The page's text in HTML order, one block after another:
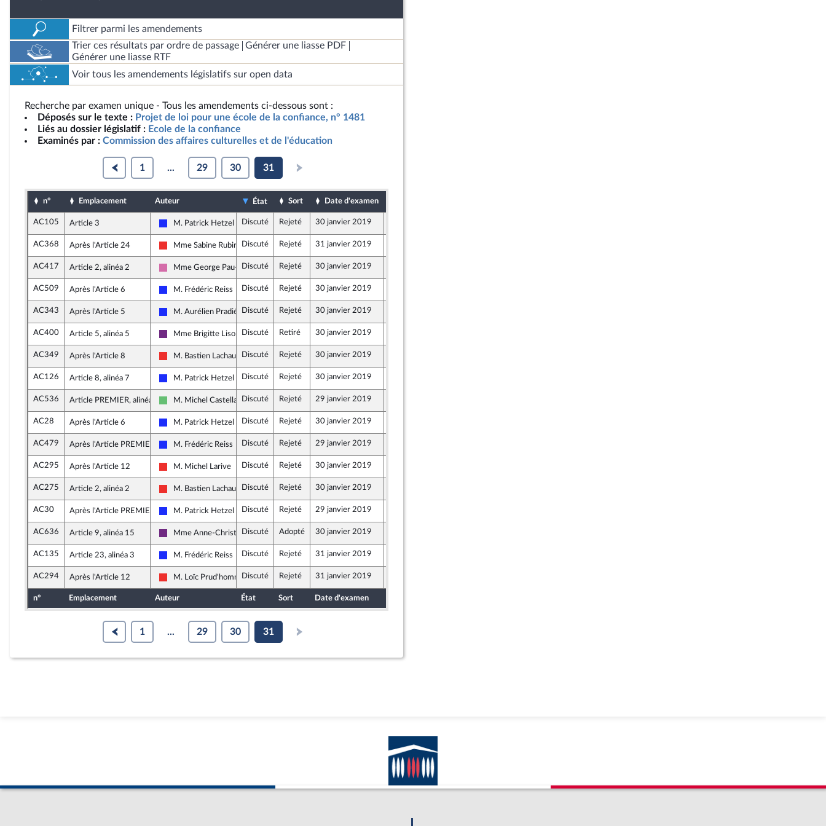
Filtrer parmi les amendements
Trier ces résultats par ordre de passage
Générer une liasse PDF
Générer une liasse RTF
Voir tous les amendements législatifs sur open data
Recherche par examen unique - Tous les amendements ci-dessous sont :
Déposés sur le texte : Projet de loi pour une école de la confiance, n° 1481
Liés au dossier législatif : Ecole de la confiance
Examinés par : Commission des affaires culturelles et de l'éducation
1 ... 29 30 31
n° Emplacement Auteur État Sort Date d'examen
AC105 Article 3
Les Républicains
M. Patrick Hetzel Discuté Rejeté 30 janvier 2019
AC368 Après l'Article 24
La France insoumise
Mme Sabine Rubin Discuté Rejeté 31 janvier 2019
AC417 Article 2, alinéa 2
Socialistes et apparentés
Mme George Pau-Langevin
Discuté Rejeté 30 janvier 2019
AC509 Après l'Article 6
Les Républicains
M. Frédéric Reiss Discuté Rejeté 30 janvier 2019
AC343 Après l'Article 5
Les Républicains
M. Aurélien Pradié Discuté Rejeté 30 janvier 2019
AC400 Article 5, alinéa 5
La République en Marche
Mme Brigitte Liso Discuté Retiré 30 janvier 2019
AC349 Après l'Article 8
La France insoumise
M. Bastien Lachaud Discuté Rejeté 30 janvier 2019
AC126 Article 8, alinéa 7
Les Républicains
M. Patrick Hetzel Discuté Rejeté 30 janvier 2019
AC536 Article PREMIER, alinéa 2
Libertés et Territoires
M. Michel CastellaniDiscuté Rejeté 29 janvier 2019
AC28 Après l'Article 6
Les Républicains
M. Patrick Hetzel Discuté Rejeté 30 janvier 2019
AC479 Après l'Article PREMIER
Les Républicains
M. Frédéric Reiss Discuté Rejeté 29 janvier 2019
AC295 Après l'Article 12
La France insoumise
M. Michel Larive Discuté Rejeté 30 janvier 2019
AC275 Article 2, alinéa 2
La France insoumise
M. Bastien Lachaud Discuté Rejeté 30 janvier 2019
AC30 Après l'Article PREMIER
Les Républicains
M. Patrick Hetzel Discuté Rejeté 29 janvier 2019
AC636 Article 9, alinéa 15
La République en Marche
Mme Anne-Christine Lang
Discuté Adopté 30 janvier 2019
AC135 Article 23, alinéa 3
Les Républicains
M. Frédéric Reiss Discuté Rejeté 31 janvier 2019
AC294 Après l'Article 12
La France insoumise
M. Loïc Prud'hommeDiscuté Rejeté 31 janvier 2019
n° Emplacement Auteur État Sort Date d'examen
1 ... 29 30 31